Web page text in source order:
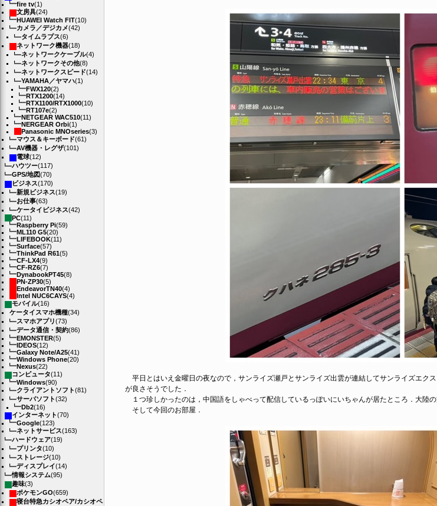
fire tv(1)
文房具(24)
HUAWEI Watch FIT(10)
カメラ／デジカメ(42)
タイムラプス(6)
ネットワーク機器(18)
ネットワークケーブル(4)
ネットワークその他(8)
ネットワークスピード(14)
YAMAHA／ヤマハ(1)
FWX120(2)
RTX1200(14)
RTX1100/RTX1000(10)
RT107e(2)
NETGEAR WAC510(11)
NERGEAR Orbi(1)
Panasonic MNOseries(3)
マウス＆キーボード(61)
AV機器・レグザ(101)
電球(12)
ハウツー(117)
GPS/地図(70)
ビジネス(170)
新規ビジネス(19)
お仕事(63)
ケータイビジネス(42)
PC(11)
Raspberry Pi(59)
ML110 G5(20)
LIFEBOOK(11)
Surface(57)
ThinkPad R61(5)
CF-LX4(9)
CF-RZ6(7)
DynabookPT45(8)
PN-ZP30(5)
EndeavorTN40(4)
Intel NUC6CAYS(4)
モバイル(16)
ケータイスマホ機種(34)
スマホアプリ(73)
データ通信・契約(86)
EMONSTER(5)
IDEOS(12)
Galaxy Note/A25(41)
Windows Phone(20)
Nexus(22)
コンピュータ(11)
Windows(90)
クライアントソフト(81)
サーバソフト(32)
Db2(16)
インターネット(70)
Google(123)
ネットサービス(163)
ハードウェア(19)
プリンタ(10)
ストレージ(10)
ディスプレイ(14)
情報システム(95)
趣味(3)
ポケモンGO(659)
寝台特急カシオペア/カシオペ
平日とはいえ金曜日の夜なので，サンライズ瀬戸とサンライズ出雲が連結してサンライズエ
が良さそうでした．
１つ珍しかったのは，中国語をしゃべって配信しているっぽいにいちゃんが居たところ．大陸
そして今回のお部屋．